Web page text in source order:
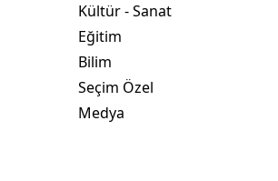
Kültür - Sanat
Eğitim
Bilim
Seçim Özel
Medya